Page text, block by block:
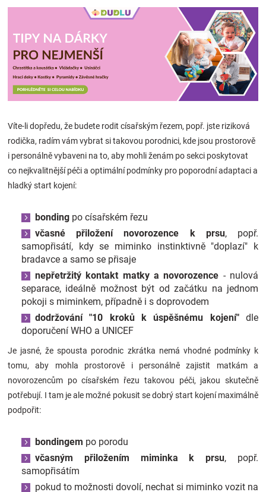
Víte-li dopředu, že budete rodit císařským řezem, popř. jste riziková
rodička, radím vám vybrat si takovou porodnici, kde jsou prostorově
i personálně vybaveni na to, aby mohli ženám po sekci poskytovat
co nejkvalitnější péči a optimální podmínky pro poporodní adaptaci a
hladký start kojení:
bonding po císařském řezu
včasné přiložení novorozence k prsu, popř.
samopřisátí, kdy se miminko instinktivně "doplazí" k
bradavce a samo se přisaje
nepřetržitý kontakt matky a novorozence - nulová
separace, ideálně možnost být od začátku na jednom
pokoji s miminkem, případně i s doprovodem
dodržování "10 kroků k úspěšnému kojení"dle
doporučení WHO a UNICEF
Je jasné, že spousta porodnic zkrátka nemá vhodné podmínky k
tomu, aby mohla prostorově i personálně zajistit matkám a
novorozencům po císařském řezu takovou péči, jakou skutečně
potřebují. I tam je ale možné pokusit se dobrý start kojení maximálně
podpořit:
bondingem po porodu
včasným přiložením miminka k prsu, popř.
samopřisátím
pokud to možnosti dovolí, nechat si miminko vozit na